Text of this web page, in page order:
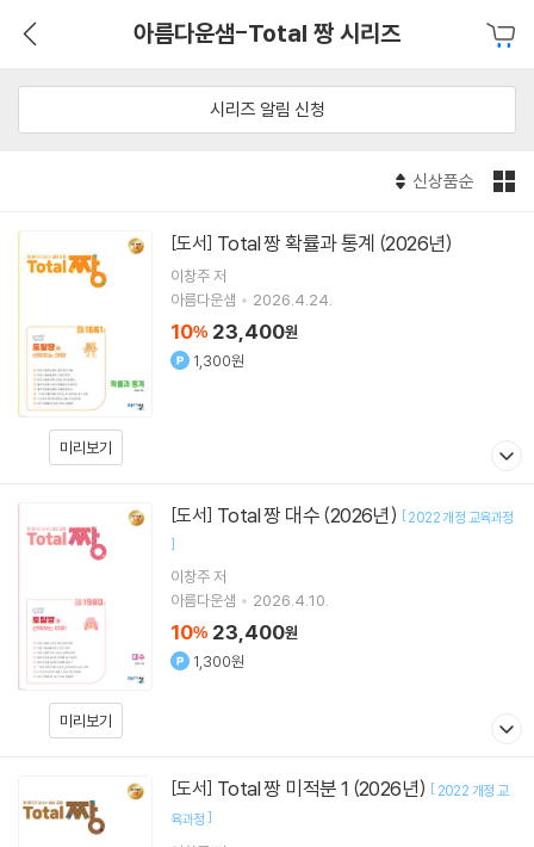
아름다운샘-Total 짱 시리즈
시리즈 알림 신청
신상품순
미리보기
[도서] Total 짱 확률과 통계 (2026년)
이창주 저
아름다운샘
2026.4.24.
10% 23,400원
1,300원
미리보기
[도서] Total 짱 대수 (2026년) [2022 개정 교육과정
]
이창주 저
아름다운샘
2026.4.10.
10% 23,400원
1,300원
[도서] Total 짱 미적분 1 (2026년) [ 2022 개정 교
육과정 ]